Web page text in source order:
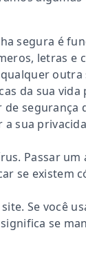
segura é
letras e
outra
da sua vida
segurança
sua
Passar
se existem
Se você
se